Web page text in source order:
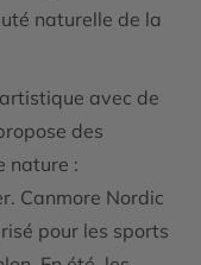
naturelle de la
avec de
des
nature :
Canmore Nordic
pour les sports